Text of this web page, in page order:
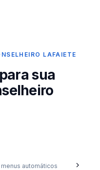
LAFAIETE
sua
automáticos